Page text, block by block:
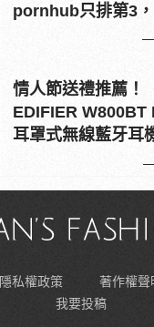
pornhub只排第3
情人節送禮推薦！
EDIFIER W800BT
耳罩式無線藍牙耳
隱私權政策 著作權聲
我要投稿